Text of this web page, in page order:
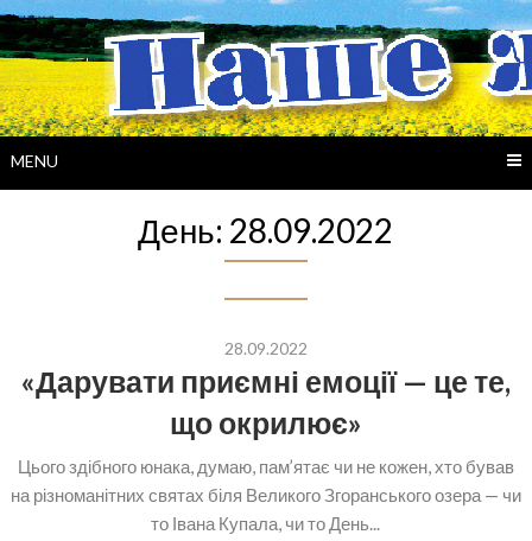
Skip
to
content
MENU
День: 28.09.2022
28.09.2022
«Дарувати приємні емоції — це те,
що окрилює»
Цього здібного юнака, думаю, пам’ятає чи не кожен, хто бував
на різноманітних святах біля Великого Згоранського озера — чи
то Івана Купала, чи то День...